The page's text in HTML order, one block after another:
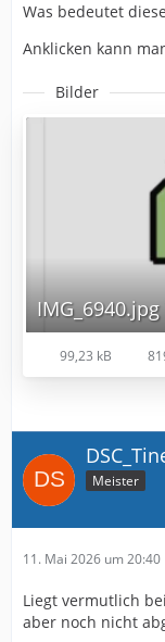
Was bedeutet
Anklicken kann
Bilder
IMG_6940.jpg
99,23 kB
Meister
11. Mai 2026 um 20:40
Liegt vermutlich
aber noch nicht